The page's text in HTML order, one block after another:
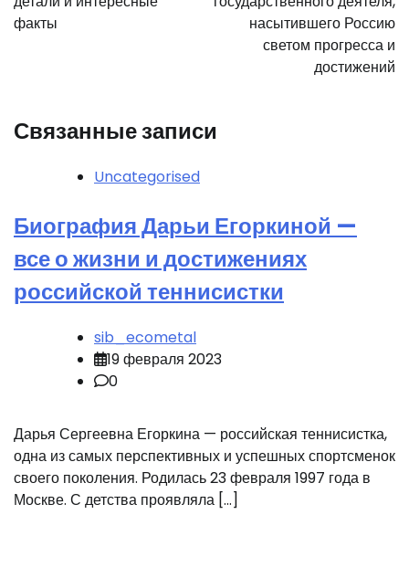
факты
насытившего Россию
светом прогресса и
достижений
Связанные записи
Uncategorised
Биография Дарьи Егоркиной —
все о жизни и достижениях
российской теннисистки
sib_ecometal
19 февраля 2023
0
Дарья Сергеевна Егоркина — российская теннисистка,
одна из самых перспективных и успешных спортсменок
своего поколения. Родилась 23 февраля 1997 года в
Москве. С детства проявляла […]